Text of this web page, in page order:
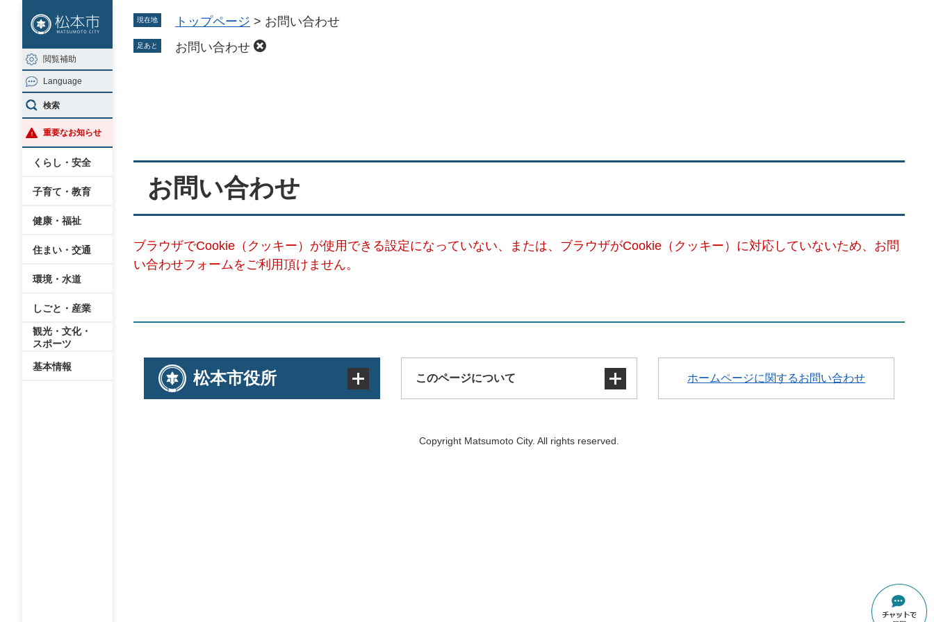
ジ
の
先
頭
で
す
ュ
ー
を
飛
ば
し
閲覧補助
Language
検索
重要なお知らせ
くらし・安全
子育て・教育
健康・福祉
住まい・交通
環境・水道
しごと・産業
観光・文化・
スポーツ
基本情報
現在地 トップページ > お問い合わせ
足あと お問い合わせ
お問い合わせ
ブラウザでCookie（クッキー）が使用できる設定になっていない、または、ブラウザがCookie（クッキー）に対応していないため、お問
い合わせフォームをご利用頂けません。
松本市役所 このページについて
著作権・免責事項・リンク
ホームページに関するお問い合わせ
Copyright Matsumoto City. All rights reserved.